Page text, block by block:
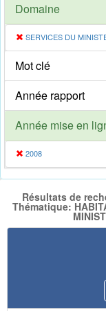
Domaine
SERVICES DU
Mot clé
Année rapport
Année mise en
2008
Résultats de
Thématique: